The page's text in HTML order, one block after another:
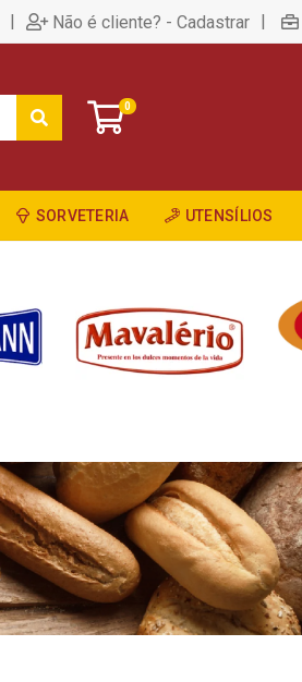
| Não é cliente? - Cadastrar |
0
SORVETERIA UTENSÍLIOS